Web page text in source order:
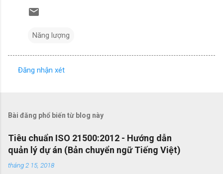
Năng lượng
x
é
t
Đăng nhận xét
Bài đăng phổ biến từ blog này
Tiêu chuẩn ISO 21500:2012 - Hướng dẫn
quản lý dự án (Bản chuyển ngữ Tiếng Việt)
tháng 2 15, 2018